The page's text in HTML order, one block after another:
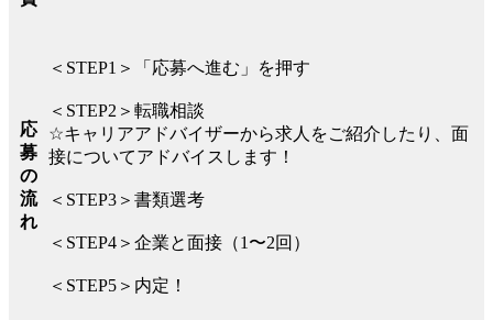
応
募
の
流
れ
＜STEP1＞「応募へ進む」を押す
＜STEP2＞転職相談
☆キャリアアドバイザーから求人をご紹介したり、面
接についてアドバイスします！
＜STEP3＞書類選考
＜STEP4＞企業と面接（1〜2回）
＜STEP5＞内定！